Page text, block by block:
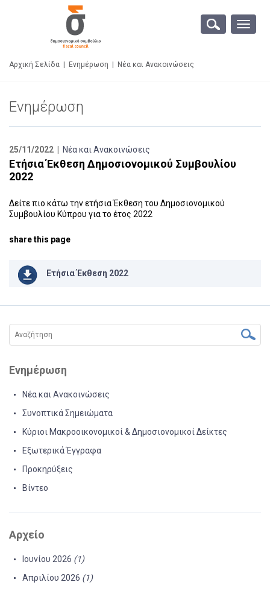
Toggle
Αρχική Σελίδα Ενημέρωση Νέα και Ανακοινώσεις
Ενημέρωση
25/11/2022 | Νέα και Ανακοινώσεις
Ετήσια Έκθεση Δημοσιονομικού Συμβουλίου
2022
Δείτε πιο κάτω την ετήσια Έκθεση του Δημοσιονομικού
Συμβουλίου Κύπρου για το έτος 2022
share this page
Ετήσια Έκθεση 2022
Ενημέρωση
Νέα και Ανακοινώσεις
Συνοπτικά Σημειώματα
Κύριοι Μακροοικονομικοί & Δημοσιονομικοί Δείκτες
Εξωτερικά Έγγραφα
Προκηρύξεις
Βίντεο
Αρχείο
Ιουνίου 2026 (1)
Απριλίου 2026 (1)